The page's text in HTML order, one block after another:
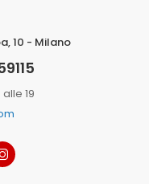
10 - Milano
19